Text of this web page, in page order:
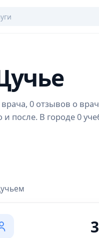
0 отзывов о
после. В городе 0